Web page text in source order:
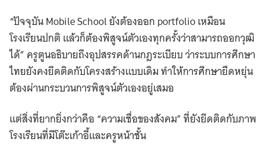
“ปัจจุบัน Mobile School ยังต้องออก portfolio เหมือน
โรงเรียนปกติ แล้วก็ต้องพิสูจน์ตัวเองทุกครั้งว่าสามารถออกวุฒิ
ได้” ครูตูนอธิบายถึงอุปสรรคด้านกฎระเบียบ ว่าระบบการศึกษา
ไทยยังคงยึดติดกับโครงสร้างแบบเดิม ทำให้การศึกษายืดหยุ่น
ต้องผ่านกระบวนการพิสูจน์ตัวเองอยู่เสมอ
แต่สิ่งที่ยากยิ่งกว่าคือ “ความเชื่อของสังคม” ที่ยังยึดติดกับภาพ
โรงเรียนที่มีโต๊ะเก้าอี้และครูหน้าชั้น